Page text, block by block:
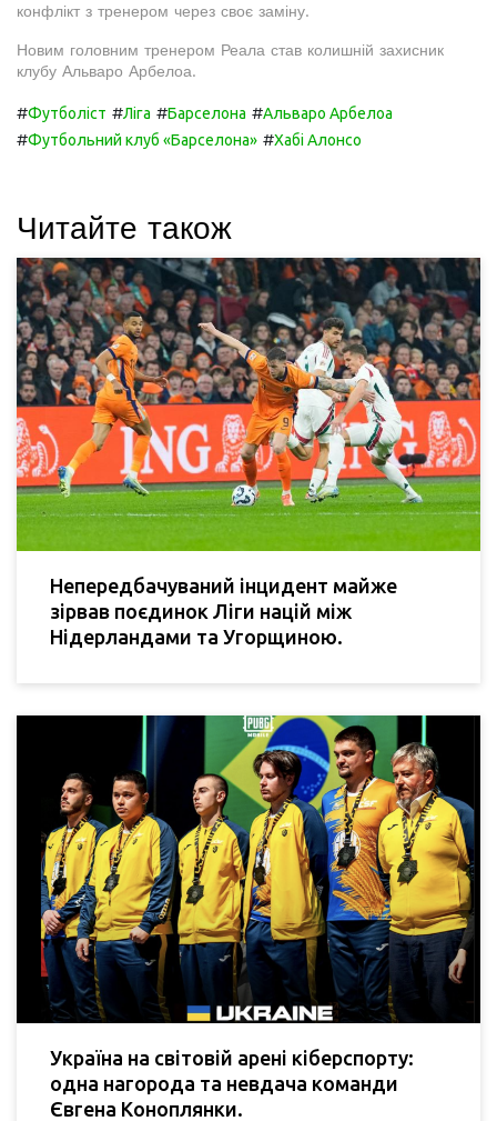
конфлікт з тренером через своє заміну.
Новим головним тренером Реала став колишній захисник
клубу Альваро Арбелоа.
#Футболіст #Ліга #Барселона #Альваро Арбелоа
#Футбольний клуб «Барселона» #Хабі Алонсо
Читайте також
Непередбачуваний інцидент майже
зірвав поєдинок Ліги націй між
Нідерландами та Угорщиною.
Україна на світовій арені кіберспорту:
одна нагорода та невдача команди
Євгена Коноплянки.